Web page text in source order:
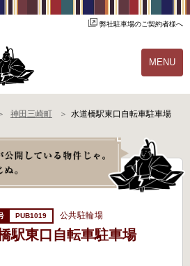
弊社駐車場のご契約者様へ
MENU
ご契約の流れ
駐輪場オーナー様へ
神田三崎町 水道橋駅東口自転車駐車場
PUB1019 公共駐輪場
駅東口自転車駐車場